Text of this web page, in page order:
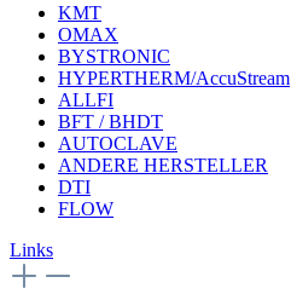
KMT
OMAX
BYSTRONIC
HYPERTHERM/AccuStream
ALLFI
BFT / BHDT
AUTOCLAVE
ANDERE HERSTELLER
DTI
FLOW
Links